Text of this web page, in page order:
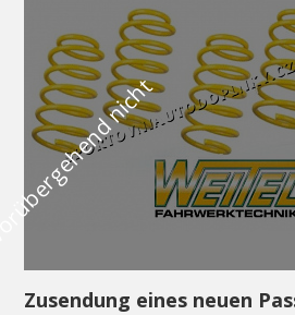
Zusendung eines neuen